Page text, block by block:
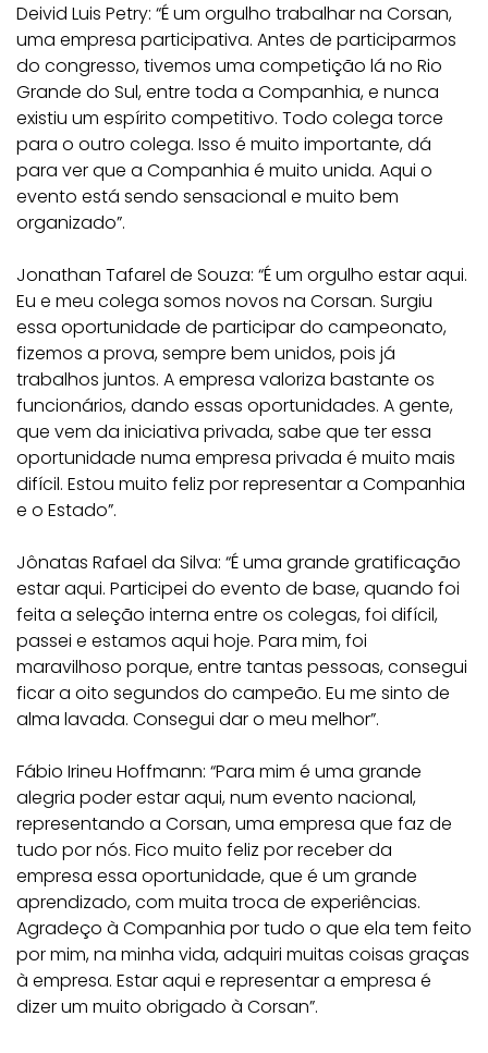
Deivid Luis Petry: “É um orgulho trabalhar na Corsan,
uma empresa participativa. Antes de participarmos
do congresso, tivemos uma competição lá no Rio
Grande do Sul, entre toda a Companhia, e nunca
existiu um espírito competitivo. Todo colega torce
para o outro colega. Isso é muito importante, dá
para ver que a Companhia é muito unida. Aqui o
evento está sendo sensacional e muito bem
organizado”.
Jonathan Tafarel de Souza: “É um orgulho estar aqui.
Eu e meu colega somos novos na Corsan. Surgiu
essa oportunidade de participar do campeonato,
fizemos a prova, sempre bem unidos, pois já
trabalhos juntos. A empresa valoriza bastante os
funcionários, dando essas oportunidades. A gente,
que vem da iniciativa privada, sabe que ter essa
oportunidade numa empresa privada é muito mais
difícil. Estou muito feliz por representar a Companhia
e o Estado”.
Jônatas Rafael da Silva: “É uma grande gratificação
estar aqui. Participei do evento de base, quando foi
feita a seleção interna entre os colegas, foi difícil,
passei e estamos aqui hoje. Para mim, foi
maravilhoso porque, entre tantas pessoas, consegui
ficar a oito segundos do campeão. Eu me sinto de
alma lavada. Consegui dar o meu melhor”.
Fábio Irineu Hoffmann: “Para mim é uma grande
alegria poder estar aqui, num evento nacional,
representando a Corsan, uma empresa que faz de
tudo por nós. Fico muito feliz por receber da
empresa essa oportunidade, que é um grande
aprendizado, com muita troca de experiências.
Agradeço à Companhia por tudo o que ela tem feito
por mim, na minha vida, adquiri muitas coisas graças
à empresa. Estar aqui e representar a empresa é
dizer um muito obrigado à Corsan”.